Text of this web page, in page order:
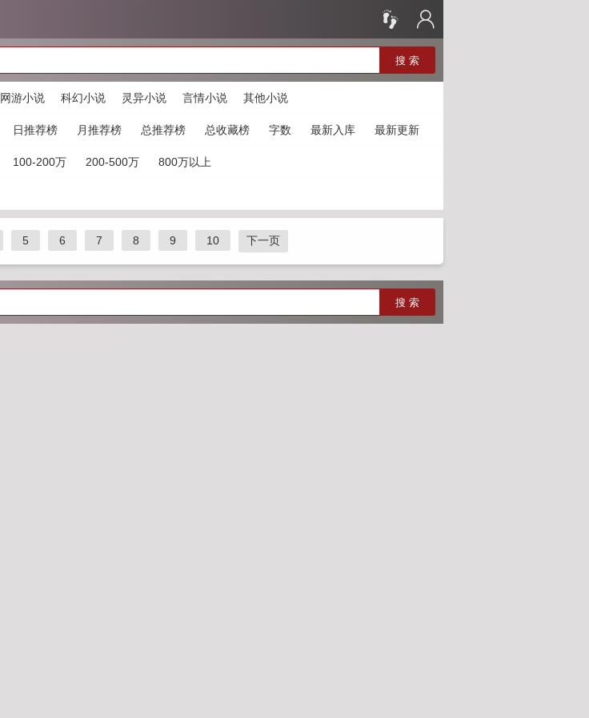
搜 索
网游小说 科幻小说 灵异小说 言情小说 其他小说
日推荐榜 月推荐榜 总推荐榜 总收藏榜 字数 最新入库 最新更新
100-200万 200-500万 800万以上
5 6 7 8 9 10 下一页
搜 索